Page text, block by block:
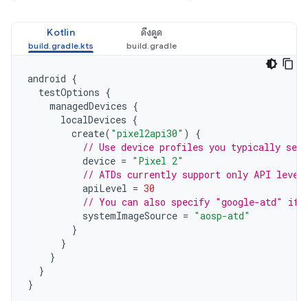
Kotlin ดึงดูด
android {
testOptions {
managedDevices {
localDevices {
create( "pixel2api30" )
{
// Use device profiles you typically see
device = "Pixel 2"
// ATDs currently support only API level
apiLevel = 30
// You can also specify "google-atd" if
systemImageSource = "aosp-atd"
}
}
}
}
}